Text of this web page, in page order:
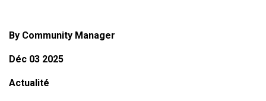
By Community Manager
Déc 03 2025
Actualité